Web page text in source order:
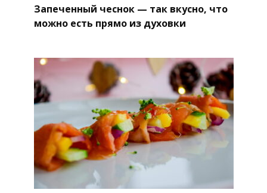
Запеченный чеснок — так вкусно, что
можно есть прямо из духовки